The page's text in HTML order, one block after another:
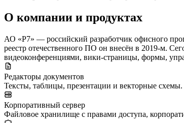
О компании и продуктах
АО «Р7» — российский разработчик офисного
реестр отечественного ПО он внесён в 2019-м.
видеоконференциями, вики-страницы, формы,
Редакторы документов
Тексты, таблицы, презентации и векторные
Корпоративный сервер
Файловое хранилище с правами доступа,